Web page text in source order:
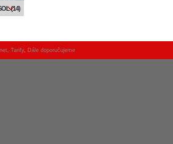
(14)
, Tarify, Dále doporučujeme